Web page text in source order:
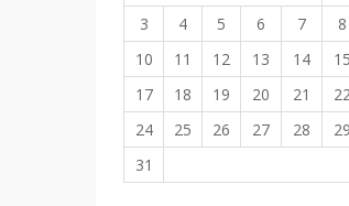
3
4 5 6 7 8
10
11 12 13 14 15
17
18 19 20 21
24
25 26 27 28 29
31